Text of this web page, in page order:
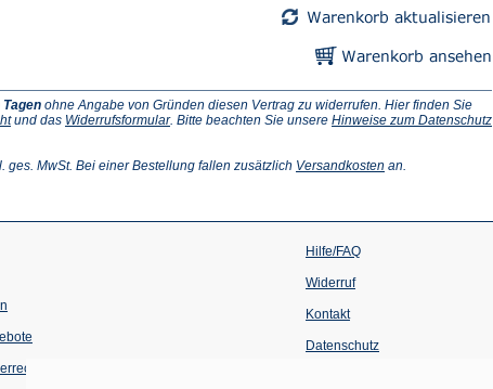
ohne Angabe von Gründen diesen Vertrag zu widerrufen. Hier finden Sie
(Öffnet
neuen
und das Widerrufsformular(Öffnet
neuen
. Bitte beachten Sie unsere Hinweise zum Datenschutz
MwSt. Bei einer Bestellung fallen zusätzlich Versandkosten (Öffnet
Tab)
an.
einem
Tab)
Hilfe/FAQ
Widerruf
Kontakt
Datenschutz